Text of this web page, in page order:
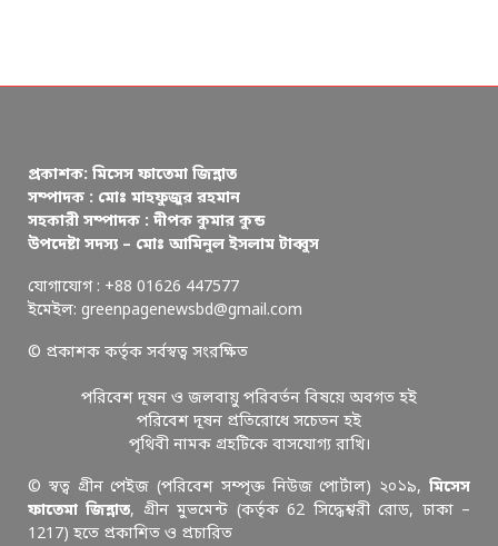
প্রকাশক: মিসেস ফাতেমা জিন্নাত
সম্পাদক : মোঃ মাহফুজুর রহমান
সহকারী সম্পাদক : দীপক কুমার কুন্ড
উপদেষ্টা সদস্য – মোঃ আমিনুল ইসলাম টাব্বুস
যোগাযোগ : +88 01626 447577
ইমেইল: greenpagenewsbd@gmail.com
© প্রকাশক কর্তৃক সর্বস্বত্ব সংরক্ষিত
পরিবেশ দূষন ও জলবায়ু পরিবর্তন বিষয়ে অবগত হই
পরিবেশ দূষন প্রতিরোধে সচেতন হই
পৃথিবী নামক গ্রহটিকে বাসযোগ্য রাখি।
© স্বত্ব গ্রীন পেইজ (পরিবেশ সম্পৃক্ত নিউজ পোর্টাল) ২০১৯, মিসেস
ফাতেমা জিন্নাত, গ্রীন মুভমেন্ট (কর্তৃক 62 সিদ্ধেশ্বরী রোড, ঢাকা –
1217) হতে প্রকাশিত ও প্রচারিত